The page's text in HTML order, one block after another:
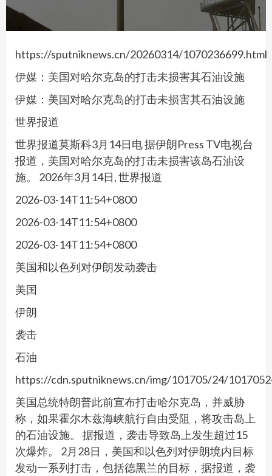
https://sputniknews.cn/20260314/1070236699.html
伊媒：美国对哈尔克岛的打击未损害其石油设施
伊媒：美国对哈尔克岛的打击未损害其石油设施
世界报道
世界报道莫斯科3月14日电 据伊朗Press TV电视台
报道，美国对哈尔克岛的打击未损害该岛石油设
施。 2026年3月14日, 世界报道
2026-03-14T11:54+0800
2026-03-14T11:54+0800
2026-03-14T11:54+0800
美国和以色列对伊朗发动袭击
美国
伊朗
袭击
石油
https://cdn.sputniknews.cn/img/101705/24/
美国总统特朗普此前宣布打击哈尔克岛，并威胁
称，如果霍尔木兹海峡航行自由受阻，将攻击岛上
的石油设施。 据报道，袭击导致岛上发生超过15
次爆炸。 2月28日，美国和以色列对伊朗境内目标
发动一系列打击，包括德黑兰的目标，据报道，袭